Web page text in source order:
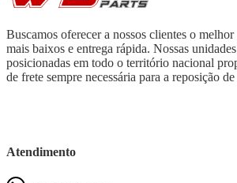
Buscamos oferecer a nossos clientes o
mais baixos e entrega rápida. Nossas
posicionadas em todo o território nacional
de frete sempre necessária para a reposição de
Atendimento